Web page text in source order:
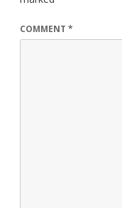
COMMENT *